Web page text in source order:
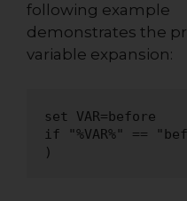
following example
demonstrates the
variable expansion:
set VAR=before
if "%VAR%" ==
)